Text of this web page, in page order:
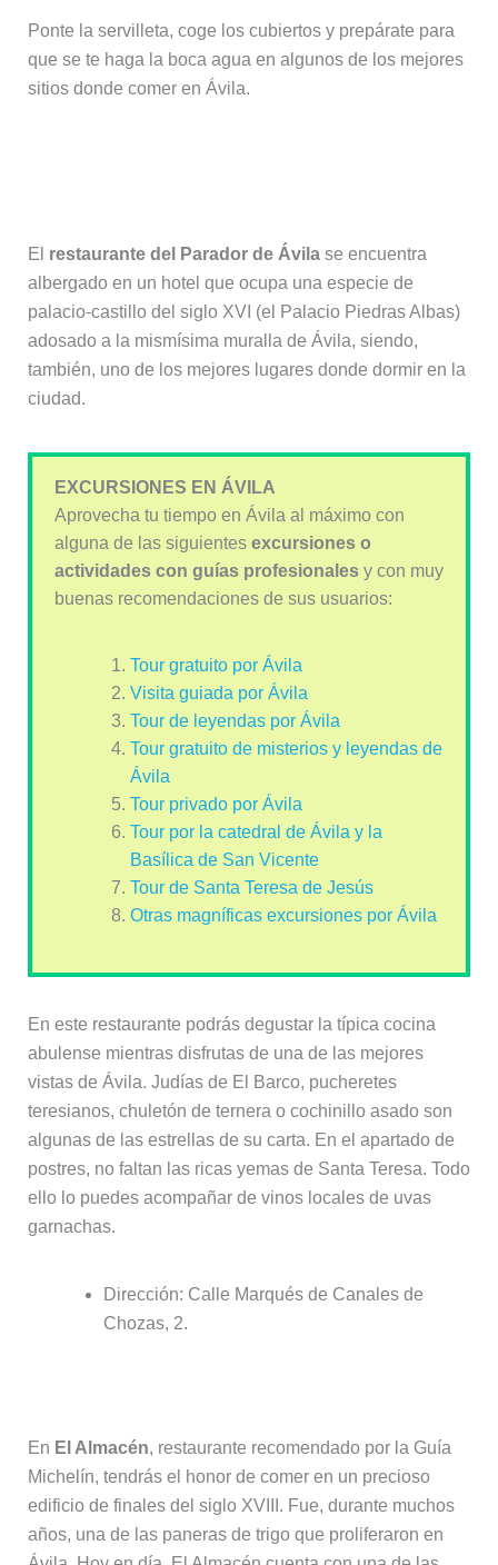
Ponte la servilleta, coge los cubiertos y prepárate para
que se te haga la boca agua en algunos de los mejores
sitios donde comer en Ávila.
El restaurante del Parador de Ávilase encuentra
albergado en un hotel que ocupa una especie de
palacio-castillo del siglo XVI (el Palacio Piedras Albas)
adosado a la mismísima muralla de Ávila, siendo,
también, uno de los mejores lugares donde dormir en la
ciudad.
EXCURSIONES EN ÁVILA
Aprovecha tu tiempo en Ávila al máximo con
alguna de las siguientes excursiones o
actividades con guías profesionalesy con muy
buenas recomendaciones de sus usuarios:
Tour gratuito por Ávila
Visita guiada por Ávila
Tour de leyendas por Ávila
Tour gratuito de misterios y leyendas de
Ávila
Tour privado por Ávila
Tour por la catedral de Ávila y la
Basílica de San Vicente
Tour de Santa Teresa de Jesús
Otras magníficas excursiones por Ávila
En este restaurante podrás degustar la típica cocina
abulense mientras disfrutas de una de las mejores
vistas de Ávila. Judías de El Barco, pucheretes
teresianos, chuletón de ternera o cochinillo asado son
algunas de las estrellas de su carta. En el apartado de
postres, no faltan las ricas yemas de Santa Teresa. Todo
ello lo puedes acompañar de vinos locales de uvas
garnachas.
Dirección: Calle Marqués de Canales de
Chozas, 2.
En El Almacén, restaurante recomendado por la Guía
Michelín, tendrás el honor de comer en un precioso
edificio de finales del siglo XVIII. Fue, durante muchos
años, una de las paneras de trigo que proliferaron en